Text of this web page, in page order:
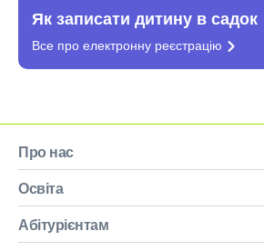
Як записати дитину в садок
Все про електронну реєстрацію
Про нас
Освіта
Абітурієнтам